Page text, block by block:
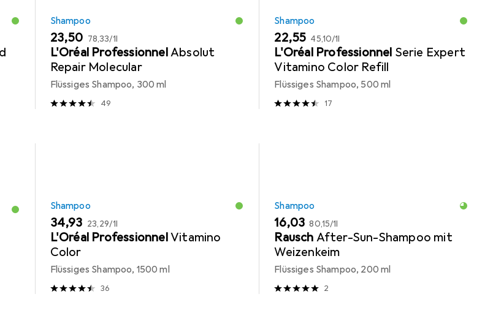
Shampoo
EUR
23,50 EUR
78,33/1l
L'Oréal ProfessionnelAbsolut
Repair Molecular
Flüssiges Shampoo, 300 ml
49
Shampoo
EUR
22,55 EUR
45,10/1l
L'Oréal Professionnel Serie Expert
Vitamino Color Refill
Flüssiges Shampoo, 500 ml
17
Shampoo
EUR
34,93 EUR
23,29/1l
L'Oréal ProfessionnelVitamino
Color
Flüssiges Shampoo, 1500 ml
36
Shampoo
EUR
16,03 EUR
80,15/1l
Rausch After-Sun-Shampoo mit
Weizenkeim
Flüssiges Shampoo, 200 ml
2